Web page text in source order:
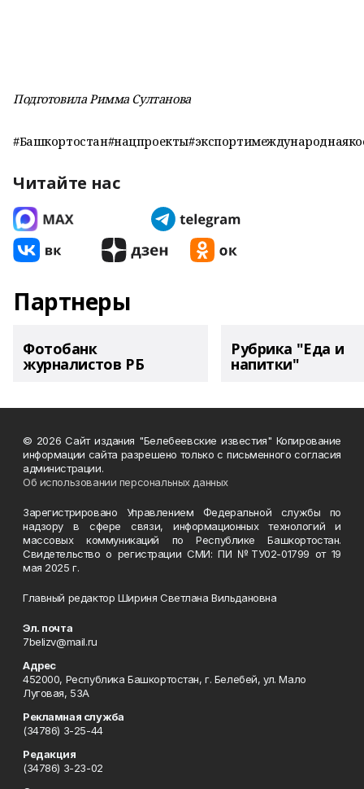
Подготовила Римма Султанова
Читайте нас
Партнеры
Фотобанк
журналистов РБ
Рубрика "Еда и
напитки"
© 2026 Сайт издания "Белебеевские известия" Копирование
информации сайта разрешено только с письменного согласия
администрации.
Об использовании персональных данных
Зарегистрировано Управлением Федеральной службы по
надзору в сфере связи, информационных технологий и
массовых коммуникаций по Республике Башкортостан.
Свидетельство о регистрации СМИ: ПИ №ТУ02-01799 от 19
мая 2025 г.
Главный редактор Шириня Светлана Вильдановна
Эл. почта
7belizv@mail.ru
Адрес
452000, Республика Башкортостан, г. Белебей, ул. Мало
Луговая, 53А
Рекламная служба
(34786) 3-25-44
Редакция
(34786) 3-23-02